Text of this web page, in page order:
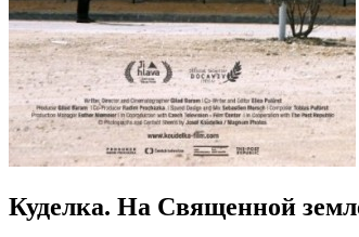
Куделка. На Священной